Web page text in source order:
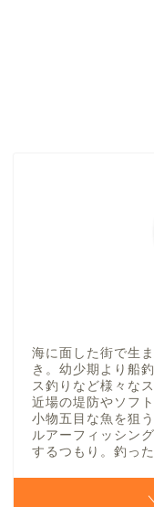
海に面した街で生
き。幼少期より船
ス釣りなど様々な
近場の堤防やソフ
小物五目な魚を狙
ルアーフィッシン
するつもり。釣っ